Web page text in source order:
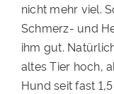
PATENSCHAFTEN
HELFER WERDEN
RATGEBER
nicht mehr viel.
Schmerz- und
ihm gut.
altes Tier hoch,
Hund seit fast